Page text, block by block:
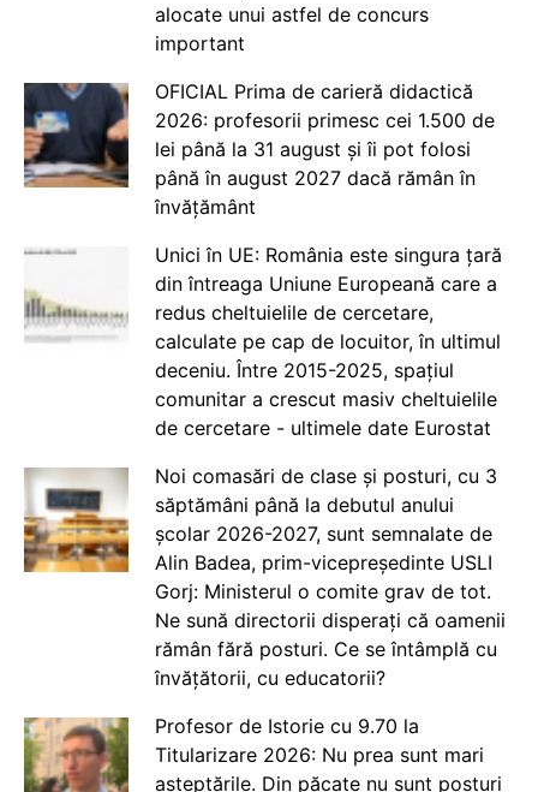
alocate unui astfel de concurs
important
OFICIAL Prima de carieră didactică
2026: profesorii primesc cei 1.500 de
lei până la 31 august și îi pot folosi
până în august 2027 dacă rămân în
învățământ
Unici în UE: România este singura țară
din întreaga Uniune Europeană care a
redus cheltuielile de cercetare,
calculate pe cap de locuitor, în ultimul
deceniu. Între 2015-2025, spațiul
comunitar a crescut masiv cheltuielile
de cercetare - ultimele date Eurostat
Noi comasări de clase și posturi, cu 3
săptămâni până la debutul anului
școlar 2026-2027, sunt semnalate de
Alin Badea, prim-vicepreședinte USLI
Gorj: Ministerul o comite grav de tot.
Ne sună directorii disperați că oamenii
rămân fără posturi. Ce se întâmplă cu
învățătorii, cu educatorii?
Profesor de Istorie cu 9.70 la
Titularizare 2026: Nu prea sunt mari
așteptările. Din păcate nu sunt posturi